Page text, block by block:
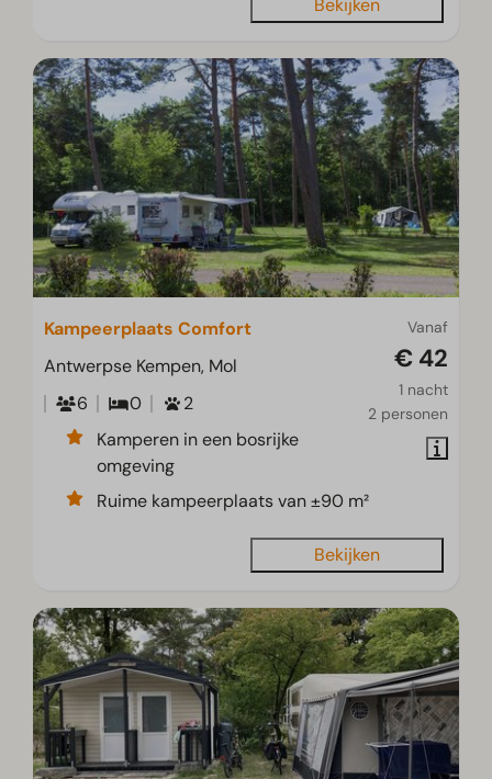
Bekijken
Vanaf
€ 42
1 nacht
2 personen
Kampeerplaats Comfort
Antwerpse Kempen, Mol
6
0
2
Kamperen in een bosrijke
omgeving
Ruime kampeerplaats van ±90 m²
Bekijken